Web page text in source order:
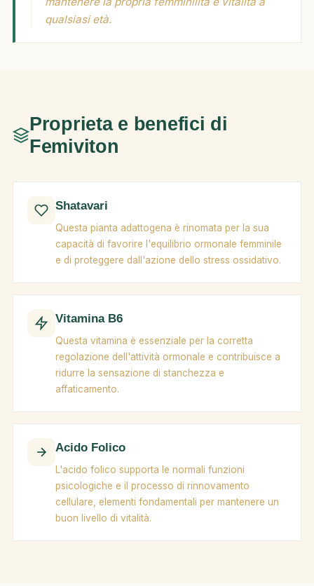
qualsiasi età.
Proprieta e benefici di
Femiviton
Shatavari
Questa pianta adattogena è rinomata per la sua
capacità di favorire l'equilibrio ormonale femminile
e di proteggere dall'azione dello stress ossidativo.
Vitamina B6
Questa vitamina è essenziale per la corretta
regolazione dell'attività ormonale e contribuisce a
ridurre la sensazione di stanchezza e
affaticamento.
Acido Folico
L'acido folico supporta le normali funzioni
psicologiche e il processo di rinnovamento
cellulare, elementi fondamentali per mantenere un
buon livello di vitalità.